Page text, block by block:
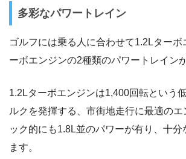
多彩なパワートレイン
ゴルフには乗る人に合わせて1.2Lターボ
ーボエンジンの2種類のパワートレイン
1.2Lターボエンジンは1,400回転という
ルクを発揮する、市街地走行に最適の
ック的にも1.8L並のパワーが有り、十
ます。